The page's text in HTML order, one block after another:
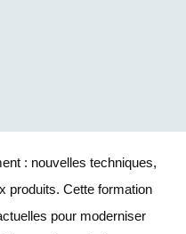
: nouvelles techniques,
produits. Cette formation
pour moderniser